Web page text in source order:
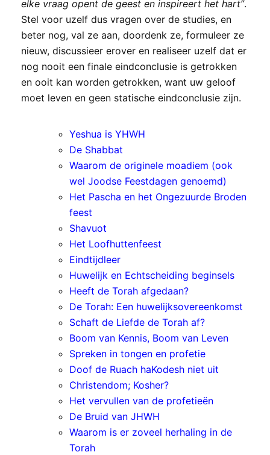
elke vraag opent de geest en inspireert het hart”.
Stel voor uzelf dus vragen over de studies, en
beter nog, val ze aan, doordenk ze, formuleer ze
nieuw, discussieer erover en realiseer uzelf dat er
nog nooit een finale eindconclusie is getrokken
en ooit kan worden getrokken, want uw geloof
moet leven en geen statische eindconclusie zijn.
Yeshua is YHWH
De Shabbat
Waarom de originele moadiem (ook
wel Joodse Feestdagen genoemd)
Het Pascha en het Ongezuurde Broden
feest
Shavuot
Het Loofhuttenfeest
Eindtijdleer
Huwelijk en Echtscheiding beginsels
Heeft de Torah afgedaan?
De Torah: Een huwelijksovereenkomst
Schaft de Liefde de Torah af?
Boom van Kennis, Boom van Leven
Spreken in tongen en profetie
Doof de Ruach haKodesh niet uit
Christendom; Kosher?
Het vervullen van de profetieën
De Bruid van JHWH
Waarom is er zoveel herhaling in de
Torah